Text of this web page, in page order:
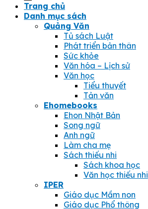
Trang chủ
Danh mục sách
Quảng Văn
Tủ sách Luật
Phát triển bản thân
Sức khỏe
Văn hóa – Lịch sử
Văn học
Tiểu thuyết
Tản văn
Ehomebooks
Ehon Nhật Bản
Song ngữ
Anh ngữ
Làm cha mẹ
Sách thiếu nhi
Sách khoa học
Văn học thiếu nhi
IPER
Giáo dục Mầm non
Giáo dục Phổ thông